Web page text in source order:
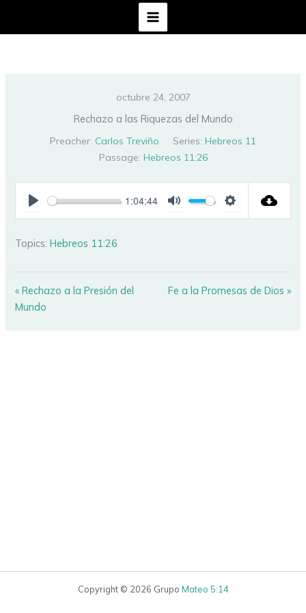
octubre 24, 2007
Rechazo a las Riquezas del Mundo
Preacher: Carlos Treviño Series: Hebreos 11
Passage: Hebreos 11:26
PLAY
1:04:44
MUTE SETTINGS
Topics: Hebreos 11:26
« Rechazo a la Presión del
Mundo
Fe a la Promesas de Dios »
Copyright © 2026 Grupo Mateo 5:14